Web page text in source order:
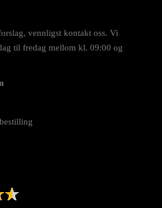
vennligst kontakt oss. Vi
til fredag mellom kl. 09:00 og